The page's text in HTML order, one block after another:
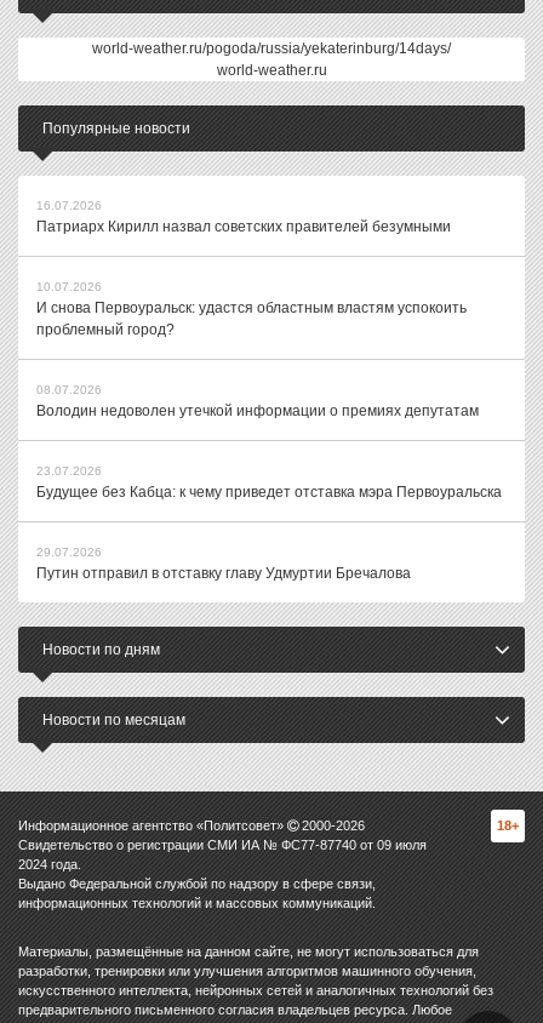
world-weather.ru/pogoda/russia/yekaterinburg/14days/
world-weather.ru
Популярные новости
16.07.2026
Патриарх Кирилл назвал советских правителей безумными
10.07.2026
И снова Первоуральск: удастся областным властям успокоить
проблемный город?
08.07.2026
Володин недоволен утечкой информации о премиях депутатам
23.07.2026
Будущее без Кабца: к чему приведет отставка мэра Первоуральска
29.07.2026
Путин отправил в отставку главу Удмуртии Бречалова
Новости по дням
Новости по месяцам
Информационное агентство «Политсовет» 2000-2026
Свидетельство о регистрации СМИ ИА № ФС77-87740 от 09 июля
2024 года.
Выдано Федеральной службой по надзору в сфере связи,
информационных технологий и массовых коммуникаций.
18+
Материалы, размещённые на данном сайте, не могут использоваться для
разработки, тренировки или улучшения алгоритмов машинного обучения,
искусственного интеллекта, нейронных сетей и аналогичных технологий без
предварительного письменного согласия владельцев ресурса. Любое